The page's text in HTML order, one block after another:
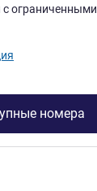
ограниченными
номера